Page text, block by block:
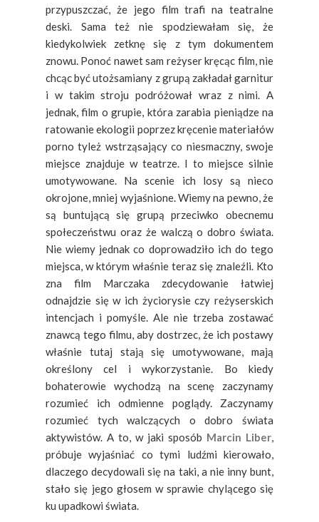
przypuszczać, że jego film trafi na teatralne
deski. Sama też nie spodziewałam się, że
kiedykolwiek zetknę się z tym dokumentem
znowu. Ponoć nawet sam reżyser kręcąc film, nie
chcąc być utożsamiany z grupą zakładał garnitur
i w takim stroju podróżował wraz z nimi. A
jednak, film o grupie, która zarabia pieniądze na
ratowanie ekologii poprzez kręcenie materiałów
porno tyleż wstrząsający co niesmaczny, swoje
miejsce znajduje w teatrze. I to miejsce silnie
umotywowane. Na scenie ich losy są nieco
okrojone, mniej wyjaśnione. Wiemy na pewno, że
są buntującą się grupą przeciwko obecnemu
społeczeństwu oraz że walczą o dobro świata.
Nie wiemy jednak co doprowadziło ich do tego
miejsca, w którym właśnie teraz się znaleźli. Kto
zna film Marczaka zdecydowanie łatwiej
odnajdzie się w ich życiorysie czy reżyserskich
intencjach i pomyśle. Ale nie trzeba zostawać
znawcą tego filmu, aby dostrzec, że ich postawy
właśnie tutaj stają się umotywowane, mają
określony cel i wykorzystanie. Bo kiedy
bohaterowie wychodzą na scenę zaczynamy
rozumieć ich odmienne poglądy. Zaczynamy
rozumieć tych walczących o dobro świata
aktywistów. A to, w jaki sposób Marcin Liber,
próbuje wyjaśniać co tymi ludźmi kierowało,
dlaczego decydowali się na taki, a nie inny bunt,
stało się jego głosem w sprawie chylącego się
ku upadkowi świata.